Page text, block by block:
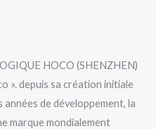
HOCO (SHENZHEN)
». depuis sa création initiale
années de développement, la
marque mondialement